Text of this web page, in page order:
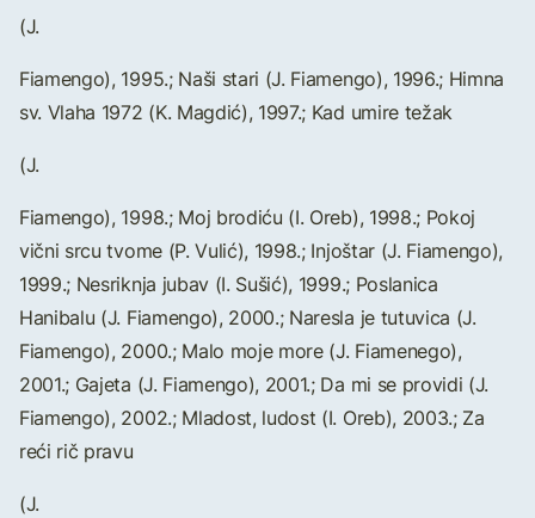
(J.
Fiamengo), 1995.; Naši stari (J. Fiamengo), 1996.; Himna
sv. Vlaha 1972 (K. Magdić), 1997.; Kad umire težak
(J.
Fiamengo), 1998.; Moj brodiću (I. Oreb), 1998.; Pokoj
vični srcu tvome (P. Vulić), 1998.; Injoštar (J. Fiamengo),
1999.; Nesriknja jubav (I. Sušić), 1999.; Poslanica
Hanibalu (J. Fiamengo), 2000.; Naresla je tutuvica (J.
Fiamengo), 2000.; Malo moje more (J. Fiamenego),
2001.; Gajeta (J. Fiamengo), 2001.; Da mi se providi (J.
Fiamengo), 2002.; Mladost, ludost (I. Oreb), 2003.; Za
reći rič pravu
(J.